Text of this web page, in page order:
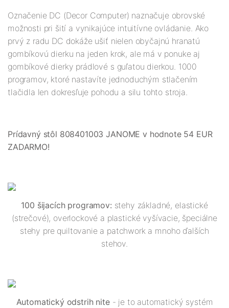
Označenie DC (Decor Computer) naznačuje obrovské
možnosti pri šití a vynikajúce intuitívne ovládanie. Ako
prvý z radu DC dokáže ušiť nielen obyčajnú hranatú
gombíkovú dierku na jeden krok, ale má v ponuke aj
gombíkové dierky prádlové s guľatou dierkou. 1000
programov, ktoré nastavíte jednoduchým stlačením
tlačidla len dokresľuje pohodu a silu tohto stroja.
Prídavný stôl 808401003 JANOME v hodnote 54 EUR
ZADARMO!
100 šijacích programov: stehy základné, elastické
(strečové), overlockové a plastické vyšívacie, špeciálne
stehy pre quiltovanie a patchwork a mnoho ďalších
stehov.
Automatický odstrih nite- je to automatický systém